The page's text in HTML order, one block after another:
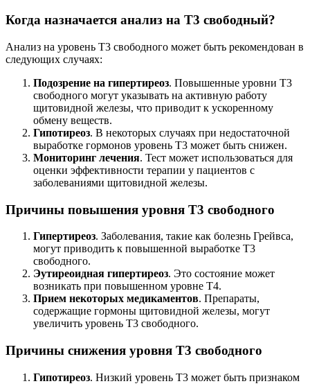
Когда назначается анализ на Т3 свободный?
Анализ на уровень Т3 свободного может быть рекомендован в
следующих случаях:
Подозрение на гипертиреоз. Повышенные уровни Т3
свободного могут указывать на активную работу
щитовидной железы, что приводит к ускоренному
обмену веществ.
Гипотиреоз. В некоторых случаях при недостаточной
выработке гормонов уровень Т3 может быть снижен.
Мониторинг лечения. Тест может использоваться для
оценки эффективности терапии у пациентов с
заболеваниями щитовидной железы.
Причины повышения уровня Т3 свободного
Гипертиреоз. Заболевания, такие как болезнь Грейвса,
могут приводить к повышенной выработке Т3
свободного.
Эутиреоидная гипертиреоз. Это состояние может
возникать при повышенном уровне Т4.
Прием некоторых медикаментов. Препараты,
содержащие гормоны щитовидной железы, могут
увеличить уровень Т3 свободного.
Причины снижения уровня Т3 свободного
Гипотиреоз. Низкий уровень Т3 может быть признаком